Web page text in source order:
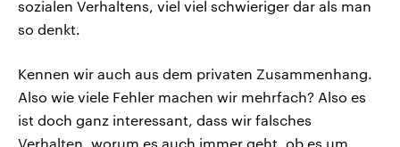
sozialen Verhaltens, viel viel schwieriger dar als man
so denkt.
Kennen wir auch aus dem privaten Zusammenhang.
Also wie viele Fehler machen wir mehrfach? Also es
ist doch ganz interessant, dass wir falsches
Verhalten, worum es auch immer geht, ob es um